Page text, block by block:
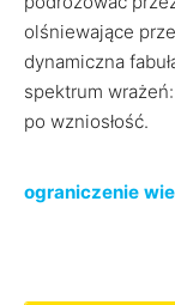
olśniewające
dynamiczna
spektrum
po wzniosłość.
ograniczenie